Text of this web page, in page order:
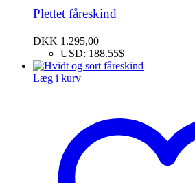
Plettet fåreskind
DKK 1.295,00
USD: 188.55$
Læg i kurv